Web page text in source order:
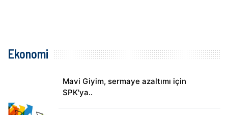
Ekonomi
Mavi Giyim, sermaye azaltımı için
SPK'ya..